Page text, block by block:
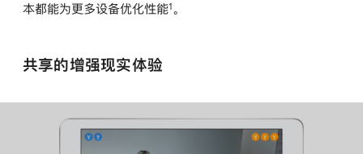
本都能为更多设备优化性能1 。
共享的增强现实体验